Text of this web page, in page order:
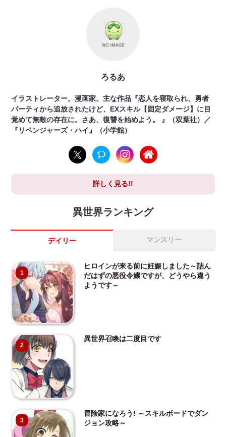
ろるあ
イラストレーター。漫画家。主な作品『恋人を寝取られ、勇者
パーティから追放されたけど、EXスキル【固定ダメージ】に目
覚めて無敵の存在に。さあ、復讐を始めよう。 』（双葉社）／
『リベンジャーズ・ハイ』（小学館）
詳しく見る!!
異世界ランキング
デイリー マンスリー
1
ヒロインが来る前に妊娠しました～詰ん
だはずの悪役令嬢ですが、どうやら違う
ようです～
2
異世界召喚は二度目です
3
冒険家になろう! ～スキルボードでダン
ジョン攻略～